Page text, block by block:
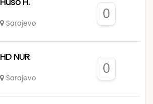
Sarajevo
0
HD NUR
Sarajevo
0